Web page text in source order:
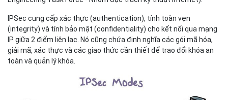
IPSec là gì?
IPSec (Internet Protocol Security – bảo mật mạng IP) là một bộ
giao thức mật mã tiêu chuẩn bảo vệ lưu lượng dữ liệu qua mạng